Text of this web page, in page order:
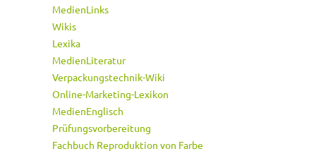
MedienLinks
Wikis
Lexika
MedienLiteratur
Verpackungstechnik-Wiki
Online-Marketing-Lexikon
MedienEnglisch
Prüfungsvorbereitung
Fachbuch Reproduktion von Farbe